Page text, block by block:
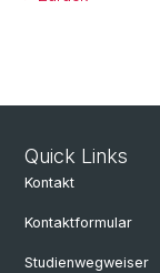
Quick Links
Kontakt
Kontaktformular
Studienwegweiser